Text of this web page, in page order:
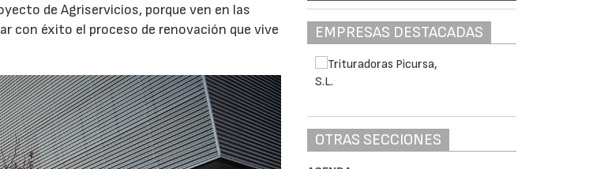
de Agriservicios, porque ven en las
con éxito el proceso de renovación que vive
EMPRESAS DESTACADAS
OTRAS SECCIONES